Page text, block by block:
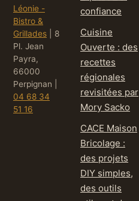
Léonie -
Bistro &
Grillades
8
Pl. Jean
Payra,
66000
Perpignan
04 68 34
51 16
confiance
Cuisine
Ouverte : des
recettes
régionales
revisitées par
Mory Sacko
CACE Maison
Bricolage :
des projets
DIY simples,
des outils